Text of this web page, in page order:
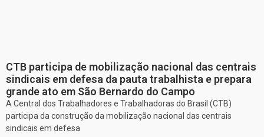
CTB participa de mobilização nacional das centrais
sindicais em defesa da pauta trabalhista e prepara
grande ato em São Bernardo do Campo
A Central dos Trabalhadores e Trabalhadoras do Brasil (CTB)
participa da construção da mobilização nacional das centrais
sindicais em defesa